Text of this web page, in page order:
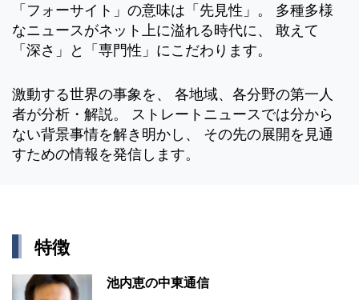
「フォーサイト」の意味は「先見性」。 多種多様
なニュースがネット上に溢れる時代に、 敢えて
「深さ」と「専門性」にこだわります。
激動する世界の事象を、 各地域、各分野の第一人
者が分析・解説。 ストレートニュースでは分から
ない背景事情を解き明かし、 その先の展開を見通
すための情報を発信します。
特徴
池内恵の中東通信